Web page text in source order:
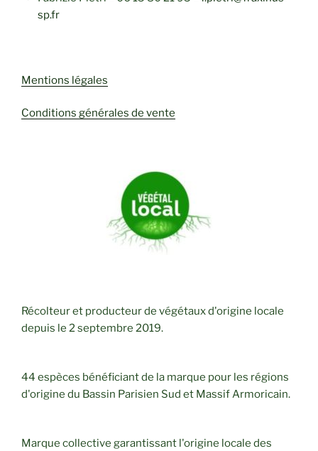
sp.fr
Mentions légales
Conditions générales de vente
Récolteur et producteur de végétaux d'origine locale
depuis le 2 septembre 2019.
44 espèces bénéficiant de la marque pour les régions
d'origine du Bassin Parisien Sud et Massif Armoricain.
Marque collective garantissant l'origine locale des